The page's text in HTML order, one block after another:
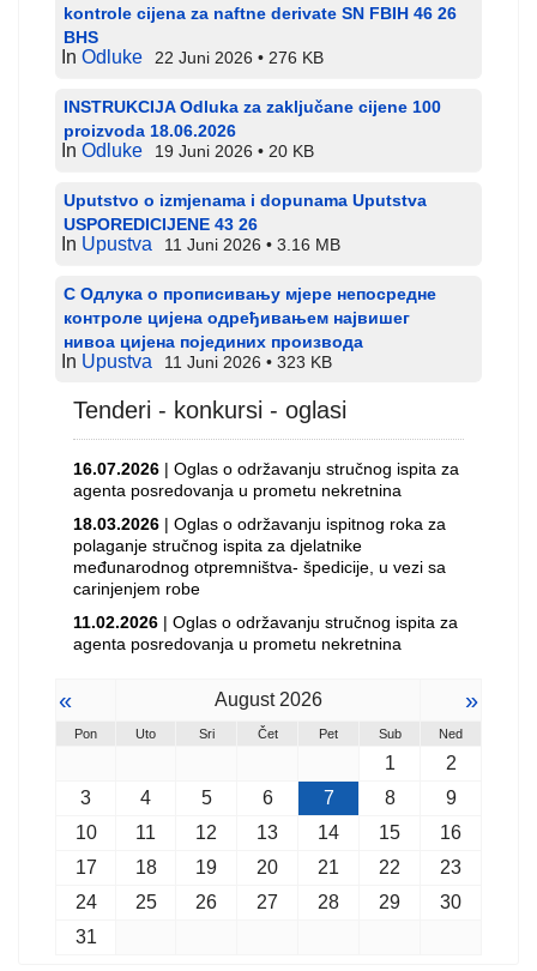
kontrole cijena za naftne derivate SN FBIH 46 26
BHS
In Odluke 22 Juni 2026 276 KB
INSTRUKCIJA Odluka za zaključane cijene 100
proizvoda 18.06.2026
In Odluke 19 Juni 2026 20 KB
Uputstvo o izmjenama i dopunama Uputstva
USPOREDICIJENE 43 26
In Upustva 11 Juni 2026 3.16 MB
С Одлука о прописивању мјере непосредне
контроле цијена одређивањем највишег
нивоа цијена појединих производа
In Upustva 11 Juni 2026 323 KB
Tenderi - konkursi - oglasi
16.07.2026 | Oglas o održavanju stručnog ispita za
agenta posredovanja u prometu nekretnina
18.03.2026 | Oglas o održavanju ispitnog roka za
polaganje stručnog ispita za djelatnike
međunarodnog otpremništva- špedicije, u vezi sa
carinjenjem robe
11.02.2026 | Oglas o održavanju stručnog ispita za
agenta posredovanja u prometu nekretnina
« August 2026 »
Pon Uto Sri Čet Pet Sub Ned
1
2
3
4 5 6 7 8
9
10
11 12 13 14 15
16
17
18 19 20 21 22
23
24
25 26 27 28 29
30
31